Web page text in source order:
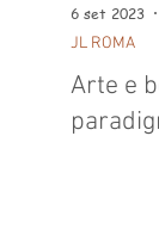
Arte e
JL ROMA
6 set 2023